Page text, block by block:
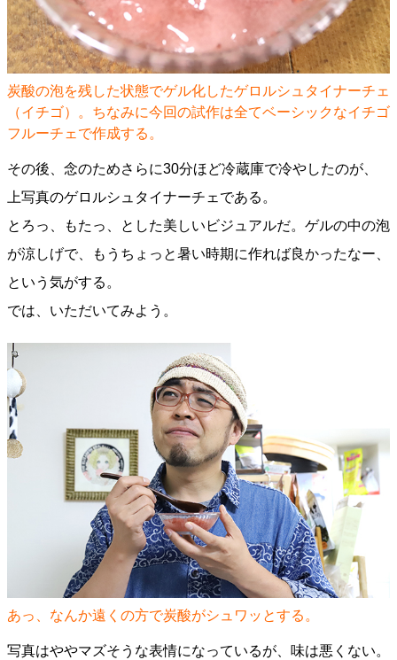
炭酸の泡を残した状態でゲル化したゲロルシュタイナーチェ
（イチゴ）。ちなみに今回の試作は全てベーシックなイチゴ
フルーチェで作成する。
その後、念のためさらに30分ほど冷蔵庫で冷やしたのが、
上写真のゲロルシュタイナーチェである。
とろっ、もたっ、とした美しいビジュアルだ。ゲルの中の泡
が涼しげで、もうちょっと暑い時期に作れば良かったなー、
という気がする。
では、いただいてみよう。
あっ、なんか遠くの方で炭酸がシュワッとする。
写真はややマズそうな表情になっているが、味は悪くない。